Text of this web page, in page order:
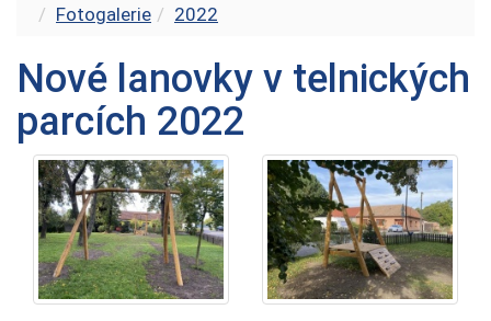
Fotogalerie
2022
Nové lanovky v telnických
parcích 2022